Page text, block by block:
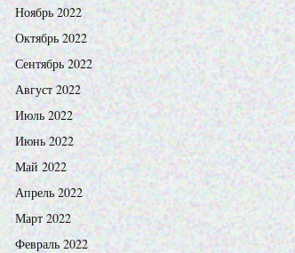
Ноябрь 2022
Октябрь 2022
Сентябрь 2022
Август 2022
Июль 2022
Июнь 2022
Май 2022
Апрель 2022
Март 2022
Февраль 2022